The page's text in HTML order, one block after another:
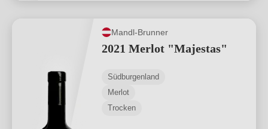
Mandl-Brunner
2021 Merlot "Majestas"
Südburgenland
Merlot
Trocken